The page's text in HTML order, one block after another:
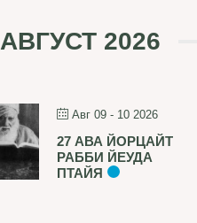
АВГУСТ 2026
Авг 09 - 10 2026
27 АВА ЙОРЦАЙТ
РАББИ ЙЕУДА
ПТАЙЯ